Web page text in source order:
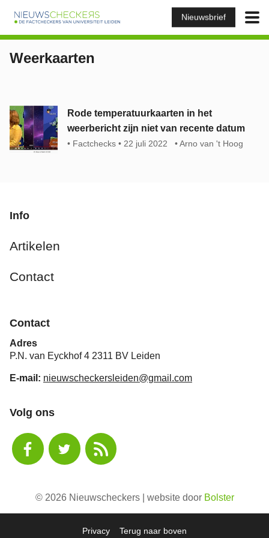
Nieuwsbrief
Weerkaarten
Rode temperatuurkaarten in het
weerbericht zijn niet van recente datum
Factchecks 22 juli 2022 Arno van 't Hoog
Info
Artikelen
Contact
Contact
Adres
P.N. van Eyckhof 4 2311 BV Leiden
E-mail: nieuwscheckersleiden@gmail.com
Volg ons
© 2026 Nieuwscheckers | website door Bolster
Privacy Terug naar boven